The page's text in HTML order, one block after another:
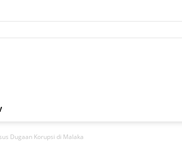
Dugaan Korupsi di Malaka